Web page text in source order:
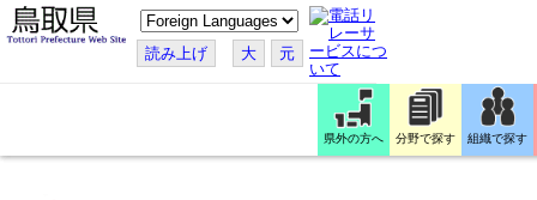
こ
の
ペ
ー
す
読み上げ 大 元
県外の方へ 分野で探す 組織で探す